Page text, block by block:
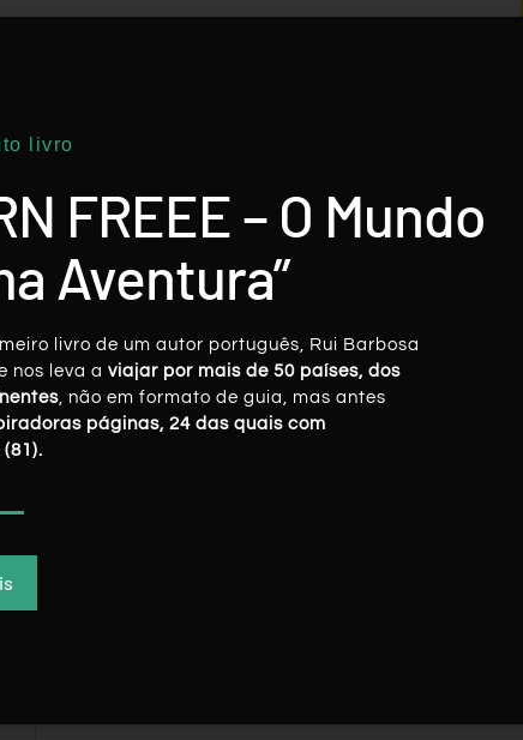
mais desejados deste périplo
.
Pinterest
livro
FREEE – O Mundo
Aventura”
livro de um autor português, Rui Barbosa
nos leva a viajar por mais de 50 países, dos
, não em formato de guia, mas antes
páginas, 24 das quais com